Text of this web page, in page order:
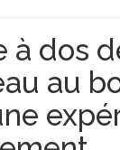
à dos
au